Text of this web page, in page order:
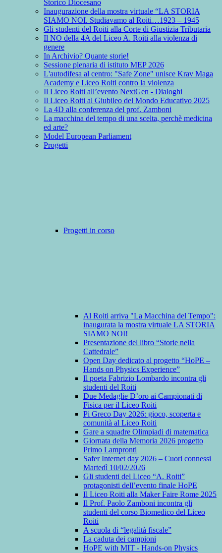
Storico Diocesano
Inaugurazione della mostra virtuale “LA STORIA
SIAMO NOI. Studiavamo al Roiti…1923 – 1945
Gli studenti del Roiti alla Corte di Giustizia Tributaria
Il NO della 4A del Liceo A. Roiti alla violenza di
genere
In Archivio? Quante storie!
Sessione plenaria di istituto MEP 2026
L'autodifesa al centro: "Safe Zone" unisce Krav Maga
Academy e Liceo Roiti contro la violenza
Il Liceo Roiti all’evento NextGen - Dialoghi
Il Liceo Roiti al Giubileo del Mondo Educativo 2025
La 4D alla conferenza del prof. Zamboni
La macchina del tempo di una scelta, perchè medicina
ed arte?
Model European Parliament
Progetti
Progetti in corso
Al Roiti arriva "La Macchina del Tempo":
inaugurata la mostra virtuale LA STORIA
SIAMO NOI!
Presentazione del libro “Storie nella
Cattedrale”
Open Day dedicato al progetto “HoPE –
Hands on Physics Experience”
Il poeta Fabrizio Lombardo incontra gli
studenti del Roiti
Due Medaglie D’oro ai Campionati di
Fisica per il Liceo Roiti
Pi Greco Day 2026: gioco, scoperta e
comunità al Liceo Roiti
Gare a squadre Olimpiadi di matematica
Giornata della Memoria 2026 progetto
Primo Lampronti
Safer Internet day 2026 – Cuori connessi
Martedì 10/02/2026
Gli studenti del Liceo “A. Roiti”
protagonisti dell’evento finale HoPE
Il Liceo Roiti alla Maker Faire Rome 2025
Il Prof. Paolo Zamboni incontra gli
studenti del corso Biomedico del Liceo
Roiti
A scuola di “legalità fiscale”
La caduta dei campioni
HoPE with MIT - Hands-on Physics